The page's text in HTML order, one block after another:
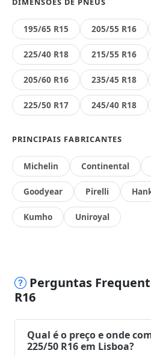
195/65 R15 205/55 R16
225/40 R18 215/55 R16
205/60 R16 235/45 R18
225/50 R17 245/40 R18
PRINCIPAIS FABRICANTES
Michelin Continental
Goodyear Pirelli
Kumho Uniroyal
Perguntas
R16
Qual é o preço e onde
225/50 R16 em Lisboa?